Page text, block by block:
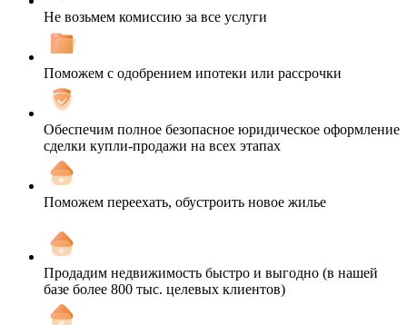
Не возьмем комиссию за все услуги
Поможем с одобрением ипотеки или рассрочки
Обеспечим полное безопасное юридическое оформление
сделки купли-продажи на всех этапах
Поможем переехать, обустроить новое жилье
Продадим недвижимость быстро и выгодно (в нашей
базе более 800 тыс. целевых клиентов)